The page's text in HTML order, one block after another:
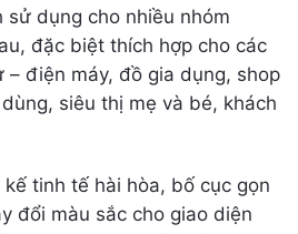
sử dụng cho nhiều nhóm
đặc biệt thích hợp cho các
điện máy, đồ gia dụng, shop
siêu thị mẹ và bé, khách
tinh tế hài hòa, bố cục gọn
đổi màu sắc cho giao diện